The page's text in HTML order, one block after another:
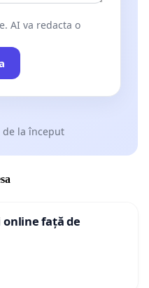
AI va redacta o
la început
față de